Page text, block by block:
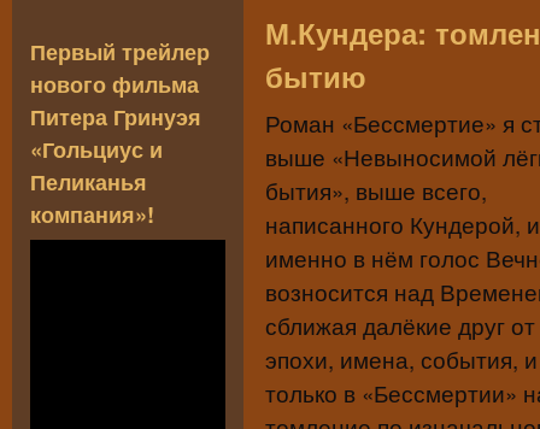
М.Кундера:
бытию
Роман «Бессмертие» я
выше «Невыносимой
бытия», выше всего,
написанного Кундерой,
именно в нём голос
возносится над
сближая далёкие друг от
эпохи, имена, события, и
только в «Бессмертии»
Первый трейлер
нового фильма
Питера Гринуэя
«Гольциус и
Пеликанья
компания»!